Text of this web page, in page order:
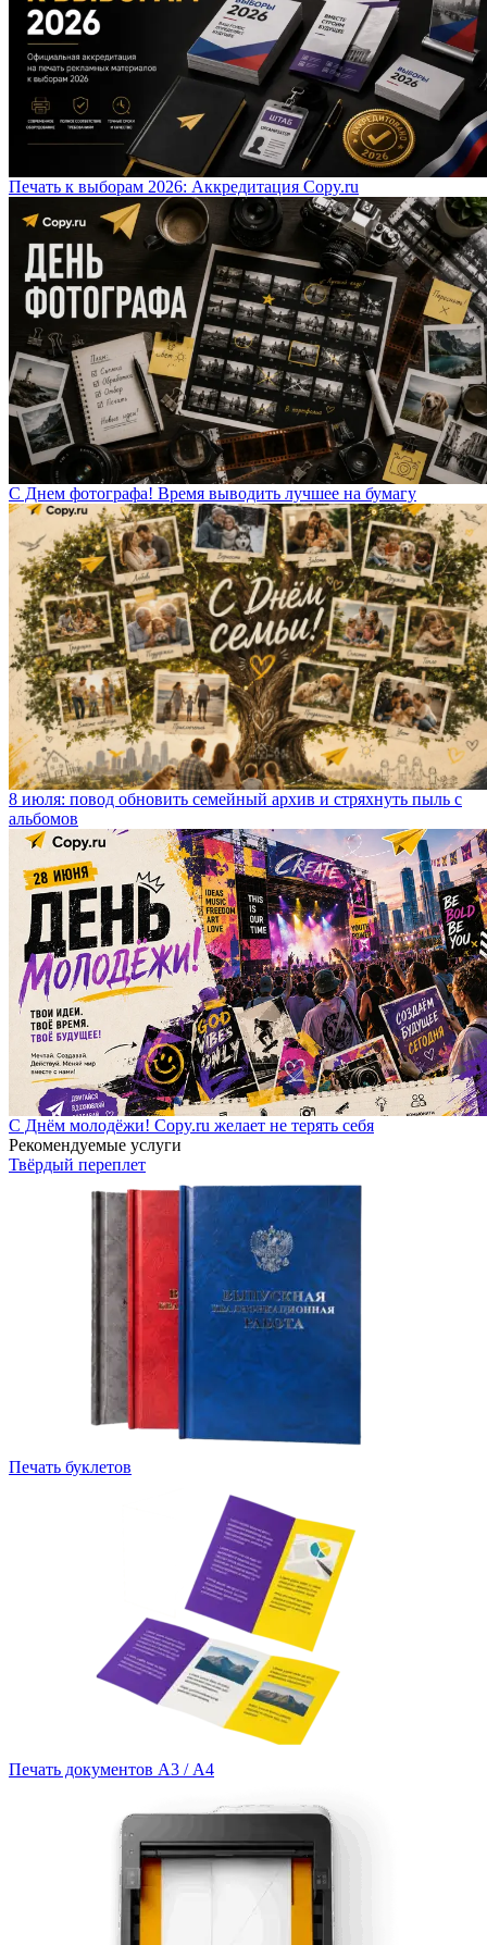
Печать к выборам 2026: Аккредитация Copy.ru
С Днем фотографа! Время выводить лучшее на бумагу
8 июля: повод обновить семейный архив и стряхнуть пыль с
альбомов
С Днём молодёжи! Copy.ru желает не терять себя
Рекомендуемые услуги
Твёрдый переплет
Печать буклетов
Печать документов А3 / А4